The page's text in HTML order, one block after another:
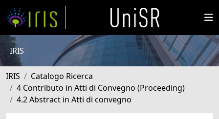
IRIS
IRIS
Catalogo Ricerca
4 Contributo in Atti di Convegno (Proceeding)
4.2 Abstract in Atti di convegno